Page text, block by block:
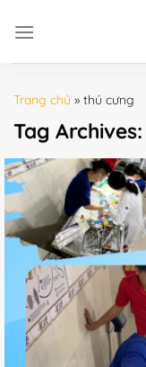
Trang chủ » thú cưng
Tag Archives: